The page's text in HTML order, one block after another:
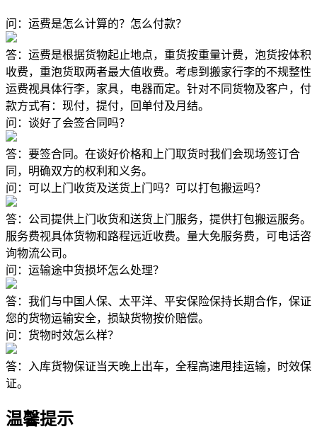
问：运费是怎么计算的？怎么付款？
答：运费是根据货物起止地点，重货按重量计费，泡货按体积
收费，重泡货取两者最大值收费。考虑到搬家行李的不规整性
运费视具体行李，家具，电器而定。针对不同货物及客户，付
款方式有：现付，提付，回单付及月结。
问：谈好了会签合同吗？
答：要签合同。在谈好价格和上门取货时我们会现场签订合
同，明确双方的权利和义务。
问：可以上门收货及送货上门吗？可以打包搬运吗？
答：公司提供上门收货和送货上门服务，提供打包搬运服务。
服务费视具体货物和路程远近收费。量大免服务费，可电话咨
询物流公司。
问：运输途中货损坏怎么处理？
答：我们与中国人保、太平洋、平安保险保持长期合作，保证
您的货物运输安全，损缺货物按价赔偿。
问：货物时效怎么样？
答：入库货物保证当天晚上出车，全程高速甩挂运输，时效保
证。
温馨提示